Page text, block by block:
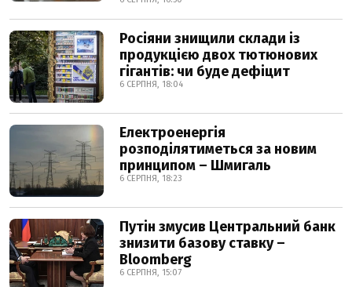
Росіяни знищили склади із
продукцією двох тютюнових
гігантів: чи буде дефіцит
6 СЕРПНЯ, 18:04
Електроенергія
розподілятиметься за новим
принципом – Шмигаль
6 СЕРПНЯ, 18:23
Путін змусив Центральний банк
знизити базову ставку –
Bloomberg
6 СЕРПНЯ, 15:07